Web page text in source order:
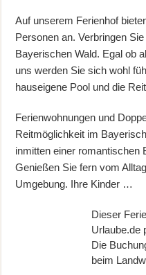
Auf unserem Ferienhof
Personen an. Verbringen
Bayerischen Wald. Egal ob
uns werden Sie sich wohl
hauseigene Pool und die
Ferienwohnungen und
Reitmöglichkeit im
inmitten einer romantischen
Genießen Sie fern vom
Umgebung. Ihre Kinder …
Dieser
Urlaube.de
Die
beim